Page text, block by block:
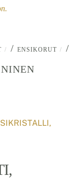
/ ENSIKORUT
/